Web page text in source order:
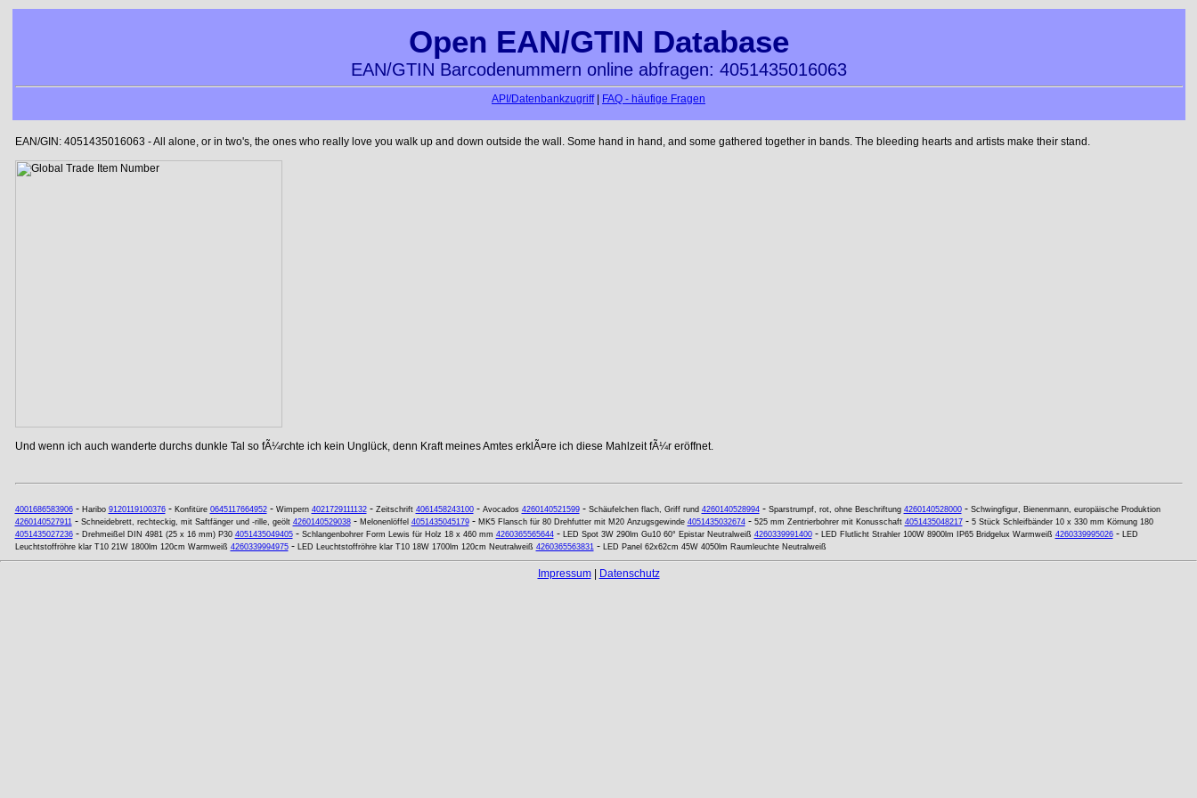
Open EAN/GTIN Database
EAN/GTIN Barcodenummern online abfragen: 4051435016063
API/Datenbankzugriff| FAQ - häufige Fragen
EAN/GIN: 4051435016063 - All alone, or in two's, the ones who really love you walk up and down outside the wall. Some hand in hand, and some gathered together in bands. The bleeding hearts and artists make their stand.
Und wenn ich auch wanderte durchs dunkle Tal so fÃ¼rchte ich kein Unglück, denn Kraft meines Amtes erklÃ¤re ich diese Mahlzeit fÃ¼r eröffnet.
4001686583906- Haribo 9120119100376- Konfitüre 0645117664952- Wimpern 4021729111132- Zeitschrift 4061458243100- Avocados 4260140521599- Schäufelchen flach, Griff rund 4260140528994- Sparstrumpf, rot, ohne Beschriftung 4260140528000- Schwingfigur, Bienenmann, europäische Produktion
4260140527911- Schneidebrett, rechteckig, mit Saftfänger und -rille, geölt 4260140529038- Melonenlöffel 4051435045179- MK5 Flansch für 80 Drehfutter mit M20 Anzugsgewinde 4051435032674- 525 mm Zentrierbohrer mit Konusschaft 4051435048217- 5 Stück Schleifbänder 10 x 330 mm Körnung 180
4051435027236- Drehmeißel DIN 4981 (25 x 16 mm) P30 4051435049405- Schlangenbohrer Form Lewis für Holz 18 x 460 mm 4260365565644- LED Spot 3W 290lm Gu10 60° Epistar Neutralweiß 4260339991400- LED Flutlicht Strahler 100W 8900lm IP65 Bridgelux Warmweiß 4260339995026- LED
Leuchtstoffröhre klar T10 21W 1800lm 120cm Warmweiß 4260339994975- LED Leuchtstoffröhre klar T10 18W 1700lm 120cm Neutralweiß 4260365563831- LED Panel 62x62cm 45W 4050lm Raumleuchte Neutralweiß
Impressum| Datenschutz